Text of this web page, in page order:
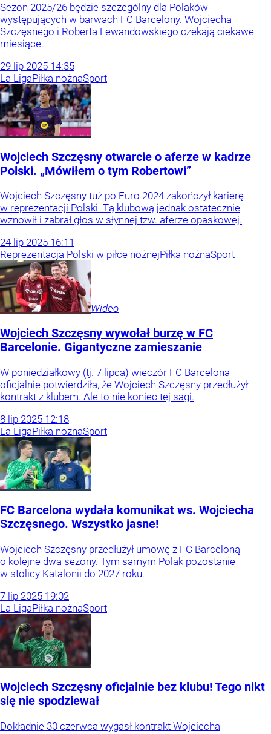
Sezon 2025/26 będzie szczególny dla Polaków
występujących w barwach FC Barcelony. Wojciecha
Szczęsnego i Roberta Lewandowskiego czekają ciekawe
miesiące.
29 lip 2025 14:35
La LigaPiłka nożnaSport
Wojciech Szczęsny otwarcie o aferze w kadrze
Polski. „Mówiłem o tym Robertowi”
Wojciech Szczęsny tuż po Euro 2024 zakończył karierę
w reprezentacji Polski. Tą klubową jednak ostatecznie
wznowił i zabrał głos w słynnej tzw. aferze opaskowej.
24 lip 2025 16:11
Reprezentacja Polski w piłce nożnejPiłka nożnaSport
Wideo
Wojciech Szczęsny wywołał burzę w FC
Barcelonie. Gigantyczne zamieszanie
W poniedziałkowy (tj. 7 lipca) wieczór FC Barcelona
oficjalnie potwierdziła, że Wojciech Szczęsny przedłużył
kontrakt z klubem. Ale to nie koniec tej sagi.
8 lip 2025 12:18
La LigaPiłka nożnaSport
FC Barcelona wydała komunikat ws. Wojciecha
Szczęsnego. Wszystko jasne!
Wojciech Szczęsny przedłużył umowę z FC Barceloną
o kolejne dwa sezony. Tym samym Polak pozostanie
w stolicy Katalonii do 2027 roku.
7 lip 2025 19:02
La LigaPiłka nożnaSport
Wojciech Szczęsny oficjalnie bez klubu! Tego nikt
się nie spodziewał
Dokładnie 30 czerwca wygasł kontrakt Wojciecha